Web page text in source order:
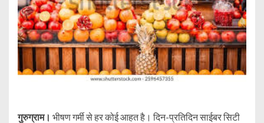
गुरुग्राम। भीषण गर्मी से हर कोई आहत है। दिन-प्रतिदिन साईबर सिटी